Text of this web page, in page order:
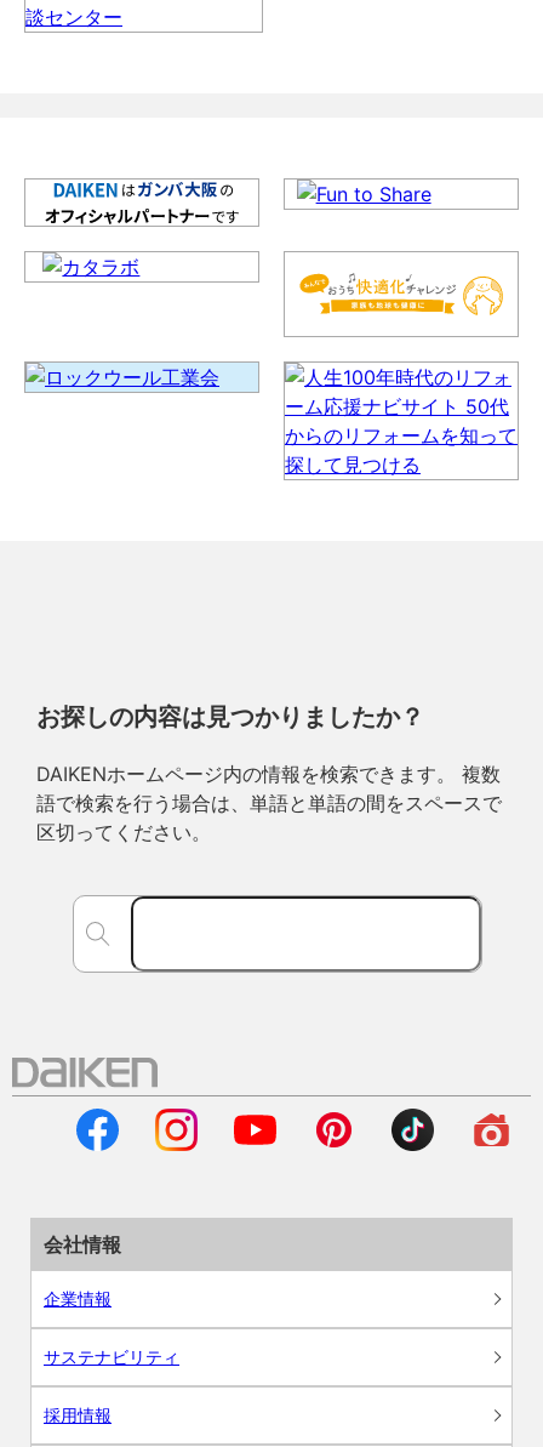
お探しの内容は見つかりましたか？
DAIKENホームページ内の情報を検索できます。 複数
語で検索を行う場合は、単語と単語の間をスペースで
区切ってください。
会社情報
企業情報
サステナビリティ
採用情報